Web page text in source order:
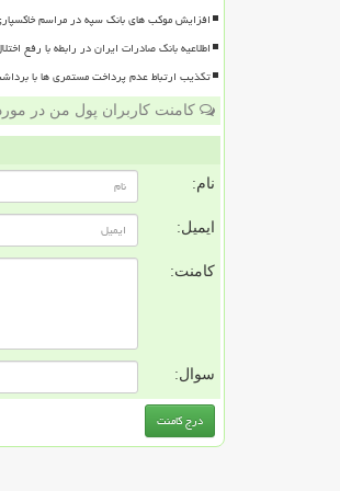
افزایش موکب های بانک سپه در مراسم خاکسپاری
اطلاعیه بانک صادرات ایران در رابطه با رفع
تکذیب ارتباط عدم پرداخت مستمری ها با
کامنت کاربران پول من در
نام:
ایمیل:
کامنت:
سوال: